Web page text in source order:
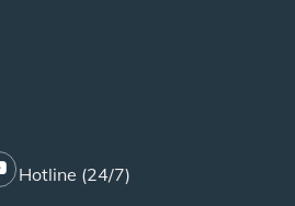
Hotline (24/7)